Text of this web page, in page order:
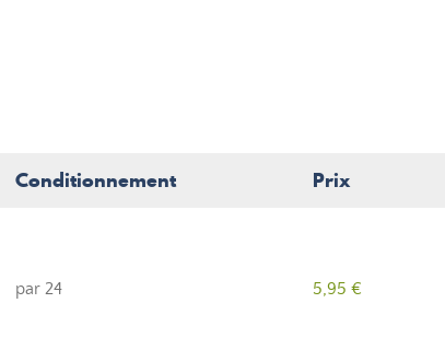
Conditionnement Prix
par 24 5,95 €